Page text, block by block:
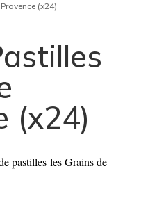
Provence (x24)
(x24)
pastilles les Grains de